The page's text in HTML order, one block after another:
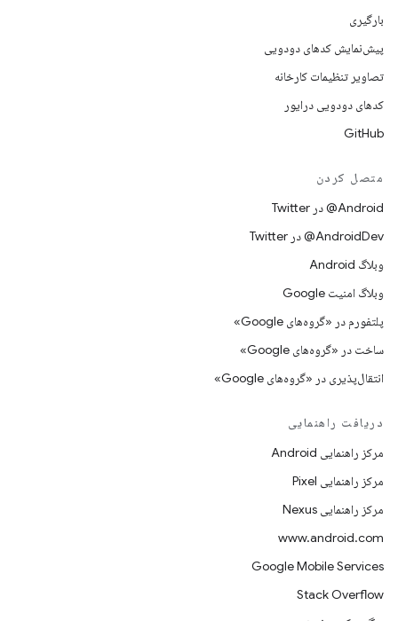
بارگیری
پیش‌نمایش کدهای دودویی
تصاویر تنظیمات کارخانه
کدهای دودویی درایور
GitHub
متصل کردن
Android@ در Twitter
AndroidDev@ در Twitter
وبلاگ Android
وبلاگ امنیت Google
پلتفورم در «گروه‌های Google»
ساخت در «گروه‌های Google»
انتقال‌پذیری در «گروه‌های Google»
دریافت راهنمایی
مرکز راهنمایی Android
مرکز راهنمایی Pixel
مرکز راهنمایی Nexus
www.android.com
Google Mobile Services
Stack Overflow